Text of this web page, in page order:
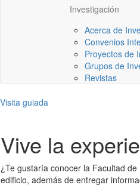
Investigación
Acerca de
Convenios
Proyectos de
Grupos de
Revistas
Visita guiada
Vive la
¿Te gustaría conocer la Facultad
edificio, además de entregar